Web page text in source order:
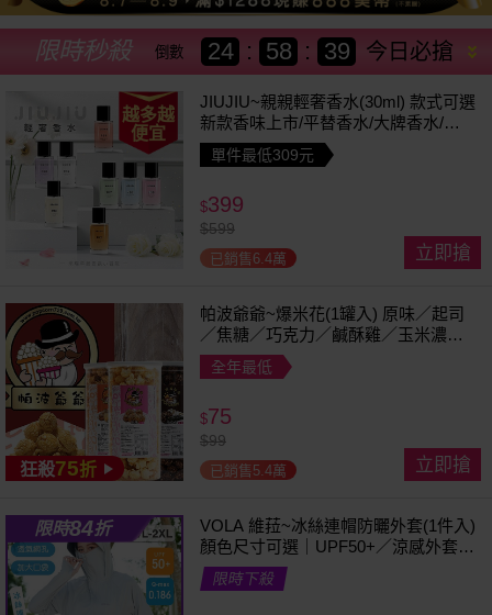
今日必搶
限時秒殺 倒數 24 : 58 : 36
越多越
便宜
JIUJIU~親親輕奢香水(30ml) 款式可選
新款香味上市/平替香水/大牌香水/大
牌平替
單件最低309元
$399
$599
已銷售6.4萬 立即搶
狂殺75折
帕波爺爺~爆米花(1罐入) 原味／起司
／焦糖／巧克力／鹹酥雞／玉米濃湯
／珍珠奶茶 款式可選
全年最低
$75
$99
已銷售5.4萬 立即搶
限時84折
VOLA 維菈~冰絲連帽防曬外套(1件入)
顏色尺寸可選｜UPF50+／涼感外套／
可拆帽簷／馬尾孔設計／機車族防曬
限時下殺